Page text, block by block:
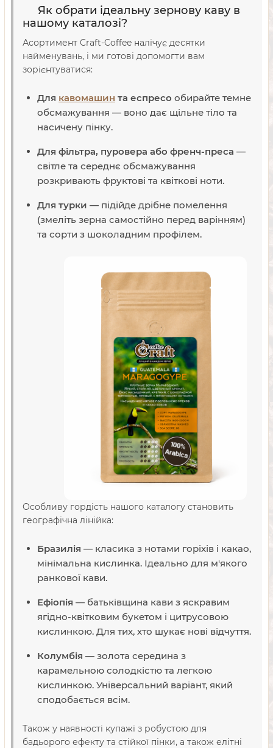
Як обрати ідеальну зернову каву в
нашому каталозі?
Асортимент Craft-Coffee налічує десятки
найменувань, і ми готові допомогти вам
зорієнтуватися:
Для кавомашин та еспресо обирайте темне
обсмажування — воно дає щільне тіло та
насичену пінку.
Для фільтра, пуровера або френч-преса —
світле та середнє обсмажування
розкривають фруктові та квіткові ноти.
Для турки — підійде дрібне помелення
(змеліть зерна самостійно перед варінням)
та сорти з шоколадним профілем.
Особливу гордість нашого каталогу становить
географічна лінійка:
Бразилія — класика з нотами горіхів і какао,
мінімальна кислинка. Ідеально для м'якого
ранкової кави.
Ефіопія — батьківщина кави з яскравим
ягідно-квітковим букетом і цитрусовою
кислинкою. Для тих, хто шукає нові відчуття.
Колумбія — золота середина з
карамельною солодкістю та легкою
кислинкою. Універсальний варіант, який
сподобається всім.
Також у наявності купажі з робустою для
бадьорого ефекту та стійкої пінки, а також елітні